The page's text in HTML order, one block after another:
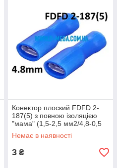
Конектор плоский FDFD 2-
187(5) з повною ізоляцією
"мама" (1,5-2,5 мм2/4,8-0,5
мм)
Немає в наявності
3 ₴